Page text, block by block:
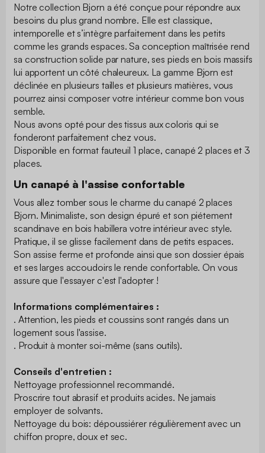
Notre collection Bjorn a été conçue pour répondre aux
besoins du plus grand nombre. Elle est classique,
intemporelle et s’intègre parfaitement dans les petits
comme les grands espaces. Sa conception maîtrisée rend
sa construction solide par nature, ses pieds en bois massifs
lui apportent un côté chaleureux. La gamme Bjorn est
déclinée en plusieurs tailles et plusieurs matières, vous
pourrez ainsi composer votre intérieur comme bon vous
semble.
Nous avons opté pour des tissus aux coloris qui se
fonderont parfaitement chez vous.
Disponible en format fauteuil 1 place, canapé 2 places et 3
places.
Un canapé à l'assise confortable
Vous allez tomber sous le charme du canapé 2 places
Bjorn. Minimaliste, son design épuré et son piétement
scandinave en bois habillera votre intérieur avec style.
Pratique, il se glisse facilement dans de petits espaces.
Son assise ferme et profonde ainsi que son dossier épais
et ses larges accoudoirs le rende confortable. On vous
assure que l'essayer c'est l'adopter !
Informations complémentaires :
. Attention, les pieds et coussins sont rangés dans un
logement sous l'assise.
. Produit à monter soi-même (sans outils).
Conseils d'entretien :
Nettoyage professionnel recommandé.
Proscrire tout abrasif et produits acides. Ne jamais
employer de solvants.
Nettoyage du bois: dépoussiérer régulièrement avec un
chiffon propre, doux et sec.